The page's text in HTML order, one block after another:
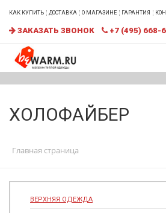
КАК КУПИТЬ ДОСТАВКА О МАГАЗИНЕ ГАРАНТИЯ
ЗАКАЗАТЬ ЗВОНОК +7 (495) 668-
ХОЛОФАЙБЕР
Главная страница
ВЕРХНЯЯ ОДЕЖДА